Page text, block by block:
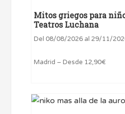
Mitos griegos para
Teatros Luchana
Del 08/08/2026 al 29/11/
Madrid – Desde 12,90€